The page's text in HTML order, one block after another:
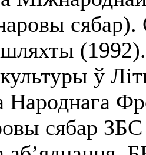
ў
Народнага
сябар